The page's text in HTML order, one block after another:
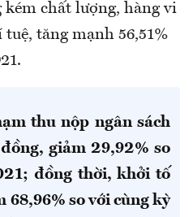
kém chất lượng, hàng vi
tăng mạnh 56,51%
thu nộp ngân sách
giảm 29,92% so
đồng thời, khởi tố
68,96% so với cùng kỳ